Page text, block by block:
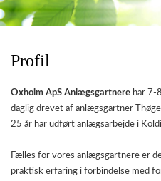
Profil
Oxholm ApS Anlægsgartnere har 7-
daglig drevet af anlægsgartner
25 år har udført anlægsarbejde i
Fælles for vores anlægsgartnere er
praktisk erfaring i forbindelse med